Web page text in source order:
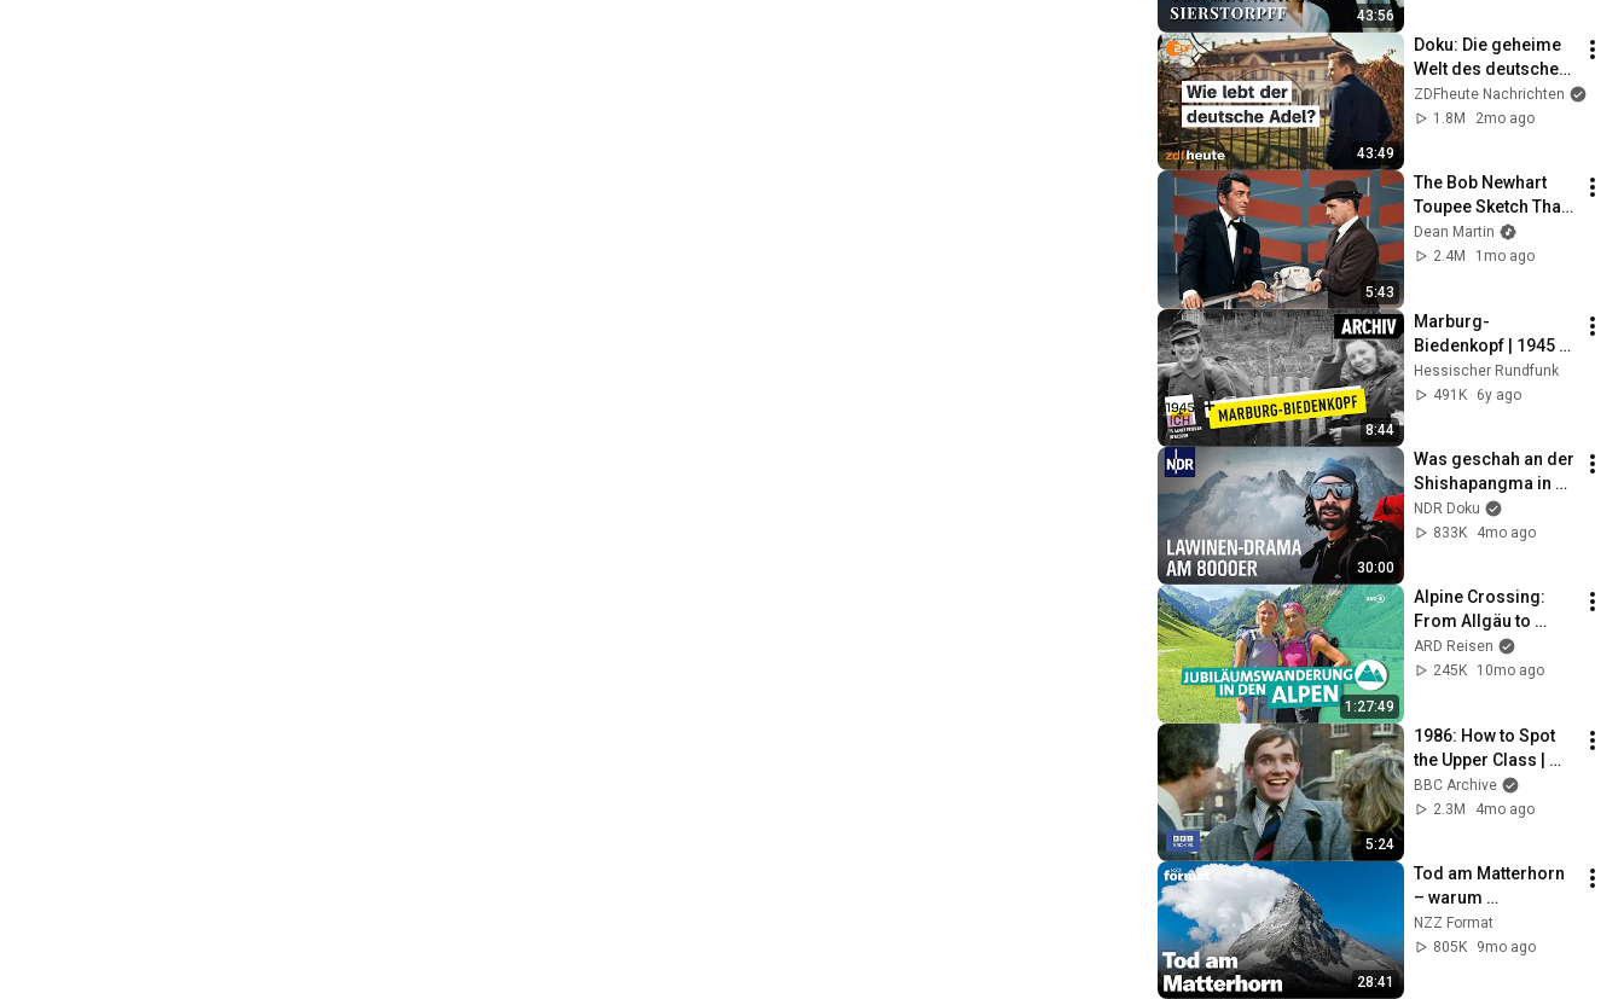
43:56
43:49
Doku: Die geheime
Welt des deutschen
Adels
ZDFheute Nachrichten
1.8M
2mo ago
5:43
The Bob Newhart
Toupee Sketch That
Broke Dean Martin
Dean Martin
2.4M
1mo ago
8:44
Marburg-
Biedenkopf | 1945
und ich |
Archivmaterial
Hessischer Rundfunk
491K
6y ago
30:00
Was geschah an der
Shishapangma in
Tibet? | Sportclub
Story | NDR Doku
NDR Doku
833K
4mo ago
1:27:49
Alpine Crossing:
From Allgäu to
South Tyrol with
Tamina Kallert on
Reisen
ARD Reisen
245K
10mo ago
5:24
1986: How to Spot
the Upper Class |
That's Life! | BBC
Archive
BBC Archive
2.3M
4mo ago
28:41
Tod am Matterhorn
– warum
unterschätzen so
viele Bergsteiger
NZZ Format
805K
9mo ago